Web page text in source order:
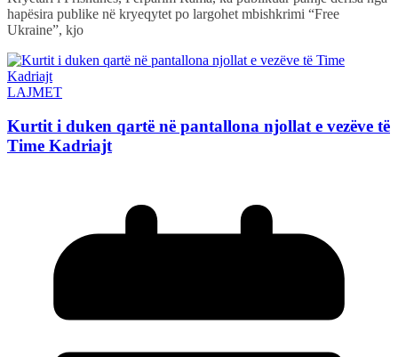
hapësira publike në kryeqytet po largohet mbishkrimi “Free
Ukraine”, kjo
LAJMET
Kurtit i duken qartë në pantallona njollat e vezëve të
Time Kadriajt